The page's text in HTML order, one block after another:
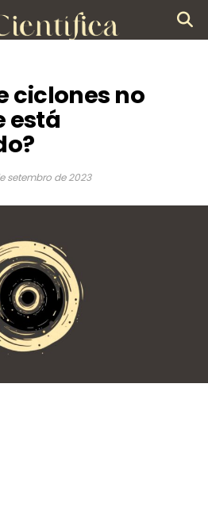
ciclones no
está
setembro de 2023